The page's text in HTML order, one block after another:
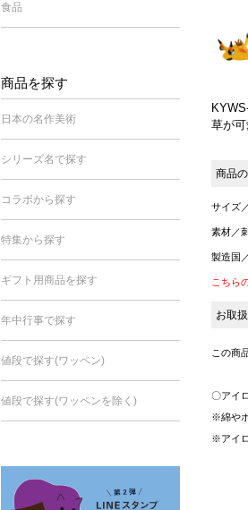
草が
商品
サイズ
素材／
製造国
こちら
お取
この商
〇アイ
※綿や
※アイ
食品
商品を探す
日本の名作美術
シリーズ名で探す
コラボから探す
特集から探す
ギフト用商品を探す
年中行事で探す
値段で探す(ワッペン)
値段で探す(ワッペンを除く)